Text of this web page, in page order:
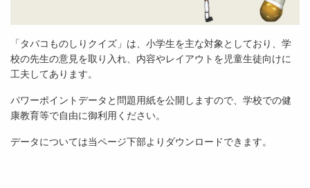
「タバコものしりクイズ」は、小学生を主な対象としており、学
校の先生の意見を取り入れ、内容やレイアウトを児童生徒向けに
工夫してあります。
パワーポイントデータと問題用紙を公開しますので、学校での健
康教育等で自由に御利用ください。
データについては当ページ下部よりダウンロードできます。